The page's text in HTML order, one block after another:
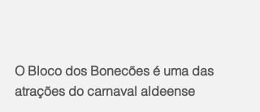
O Bloco dos Bonecões é uma das
atrações do carnaval aldeense